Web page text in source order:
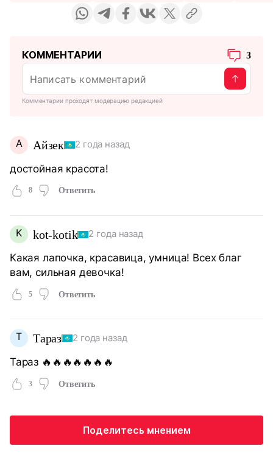
КОММЕНТАРИИ 3
Комментарии проходят модерацию редакцией
А Айзек 2 года назад
достойная красота!
8 Ответить
K kot-kotik 2 года назад
Какая лапочка, красавица, умница! Всех благ
вам, сильная девочка!
5 Ответить
Т Тараз 2 года назад
Тараз 🔥🔥🔥🔥🔥🔥🔥
3 Ответить
Поделитесь мнением